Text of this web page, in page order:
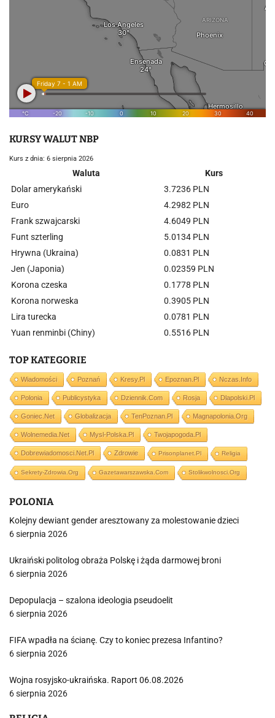
KURSY WALUT NBP
Kurs z dnia: 6 sierpnia 2026
Waluta
Kurs
Dolar amerykański
3.7236 PLN
Euro
4.2982 PLN
Frank szwajcarski
4.6049 PLN
Funt szterling
5.0134 PLN
Hrywna (Ukraina)
0.0831 PLN
Jen (Japonia)
0.02359 PLN
Korona czeska
0.1778 PLN
Korona norweska
0.3905 PLN
Lira turecka
0.0781 PLN
Yuan renminbi (Chiny)
0.5516 PLN
TOP KATEGORIE
Wiadomości Poznań Kresy.pl Epoznan.pl Nczas.info
Polonia Publicystyka Dziennik.com Rosja Dlapolski.pl
Goniec.net Globalizacja TenPoznan.pl Magnapolonia.org
Wolnemedia.net Mysl-Polska.pl Twojapogoda.pl
Dobrewiadomosci.net.pl Zdrowie Prisonplanet.pl Religia
Sekrety-Zdrowia.org Gazetawarszawska.com Stolikwolnosci.org
POLONIA
Kolejny dewiant gender aresztowany za molestowanie dzieci
6 sierpnia 2026
Ukraiński politolog obraża Polskę i żąda darmowej broni
6 sierpnia 2026
Depopulacja – szalona ideologia pseudoelit
6 sierpnia 2026
FIFA wpadła na ścianę. Czy to koniec prezesa Infantino?
6 sierpnia 2026
Wojna rosyjsko-ukraińska. Raport 06.08.2026
6 sierpnia 2026